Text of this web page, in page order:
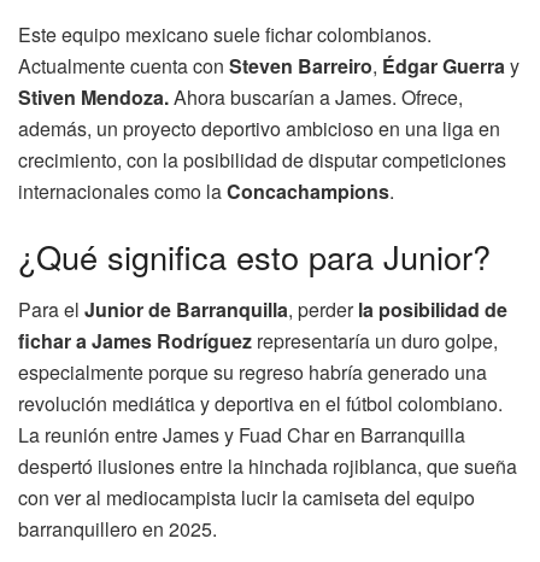
Este equipo mexicano suele fichar colombianos.
Actualmente cuenta con Steven Barreiro, Édgar Guerray
Stiven Mendoza.Ahora buscarían a James. Ofrece,
además, un proyecto deportivo ambicioso en una liga en
crecimiento, con la posibilidad de disputar competiciones
internacionales como laConcachampions.
¿Qué significa esto para Junior?
Para el Junior de Barranquilla, perderla posibilidad de
fichar a James Rodríguez representaría un duro golpe,
especialmente porque su regreso habría generado una
revolución mediática y deportiva en el fútbol colombiano.
La reunión entre James y Fuad Char en Barranquilla
despertó ilusiones entre la hinchada rojiblanca, que sueña
con ver al mediocampista lucir la camiseta del equipo
barranquillero en 2025.